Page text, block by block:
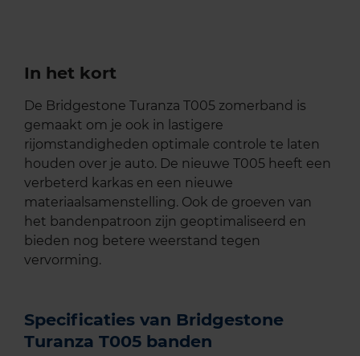
In het kort
De Bridgestone Turanza T005 zomerband is
gemaakt om je ook in lastigere
rijomstandigheden optimale controle te laten
houden over je auto. De nieuwe T005 heeft een
verbeterd karkas en een nieuwe
materiaalsamenstelling. Ook de groeven van
het bandenpatroon zijn geoptimaliseerd en
bieden nog betere weerstand tegen
vervorming.
Specificaties van Bridgestone
Turanza T005 banden